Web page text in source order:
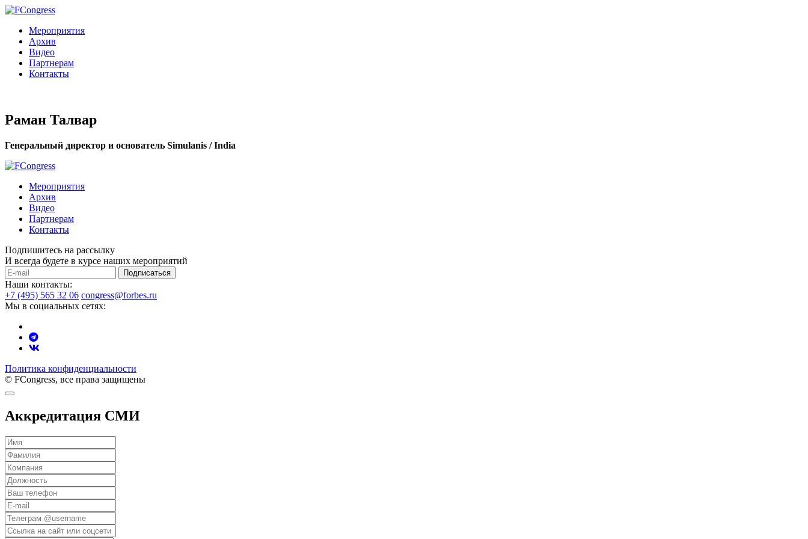
Мероприятия
Архив
Видео
Партнерам
Контакты
Раман Талвар
Генеральный директор и основатель Simulanis / India
Мероприятия
Архив
Видео
Партнерам
Контакты
Подпишитесь на рассылку
И всегда будете в курсе наших мероприятий
Подписаться
Наши контакты:
+7 (495) 565 32 06 congress@forbes.ru
Мы в социальных сетях:
Политика конфиденциальности
© FCongress, все права защищены
Аккредитация СМИ